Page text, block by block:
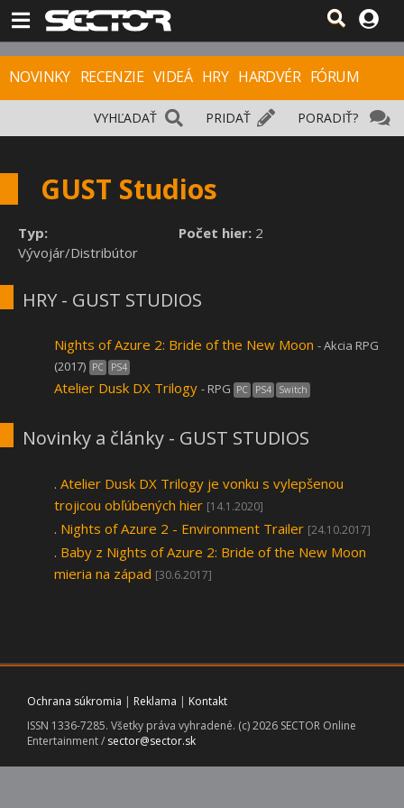
NOVINKY RECENZIE VIDEÁ HRY HARDVÉR FÓRUM
PORADIŤ?
PRIDAŤ
VYHĽADAŤ
GUST Studios
Počet hier: 2
Typ:
Vývojár/Distribútor
HRY - GUST STUDIOS
Nights of Azure 2: Bride of the New Moon - Akcia RPG
(2017) PC PS4
Atelier Dusk DX Trilogy - RPG PC PS4 Switch
Novinky a články - GUST STUDIOS
. Atelier Dusk DX Trilogy je vonku s vylepšenou
trojicou obľúbených hier [14.1.2020]
. Nights of Azure 2 - Environment Trailer [24.10.2017]
. Baby z Nights of Azure 2: Bride of the New Moon
mieria na západ [30.6.2017]
Ochrana súkromia | Reklama | Kontakt
ISSN 1336-7285. Všetky práva vyhradené. (c) 2026 SECTOR Online
Entertainment / sector@sector.sk